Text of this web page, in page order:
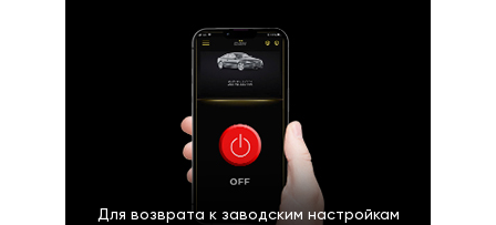
Для возврата к заводским настройкам